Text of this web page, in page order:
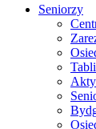
Seniorzy